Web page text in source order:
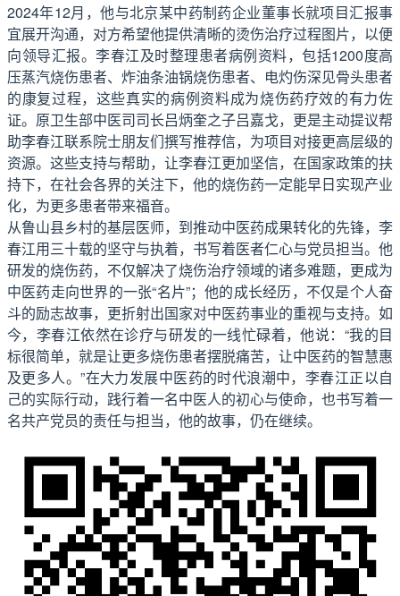
2024年12月，他与北京某中药制药企业董事长就项目汇报事
宜展开沟通，对方希望他提供清晰的烫伤治疗过程图片，以便
向领导汇报。李春江及时整理患者病例资料，包括1200度高
压蒸汽烧伤患者、炸油条油锅烧伤患者、电灼伤深见骨头患者
的康复过程，这些真实的病例资料成为烧伤药疗效的有力佐
证。原卫生部中医司司长吕炳奎之子吕嘉戈，更是主动提议帮
助李春江联系院士朋友们撰写推荐信，为项目对接更高层级的
资源。这些支持与帮助，让李春江更加坚信，在国家政策的扶
持下，在社会各界的关注下，他的烧伤药一定能早日实现产业
化，为更多患者带来福音。
从鲁山县乡村的基层医师，到推动中医药成果转化的先锋，李
春江用三十载的坚守与执着，书写着医者仁心与党员担当。他
研发的烧伤药，不仅解决了烧伤治疗领域的诸多难题，更成为
中医药走向世界的一张“名片”；他的成长经历，不仅是个人奋
斗的励志故事，更折射出国家对中医药事业的重视与支持。如
今，李春江依然在诊疗与研发的一线忙碌着，他说：“我的目
标很简单，就是让更多烧伤患者摆脱痛苦，让中医药的智慧惠
及更多人。”在大力发展中医药的时代浪潮中，李春江正以自
己的实际行动，践行着一名中医人的初心与使命，也书写着一
名共产党员的责任与担当，他的故事，仍在继续。